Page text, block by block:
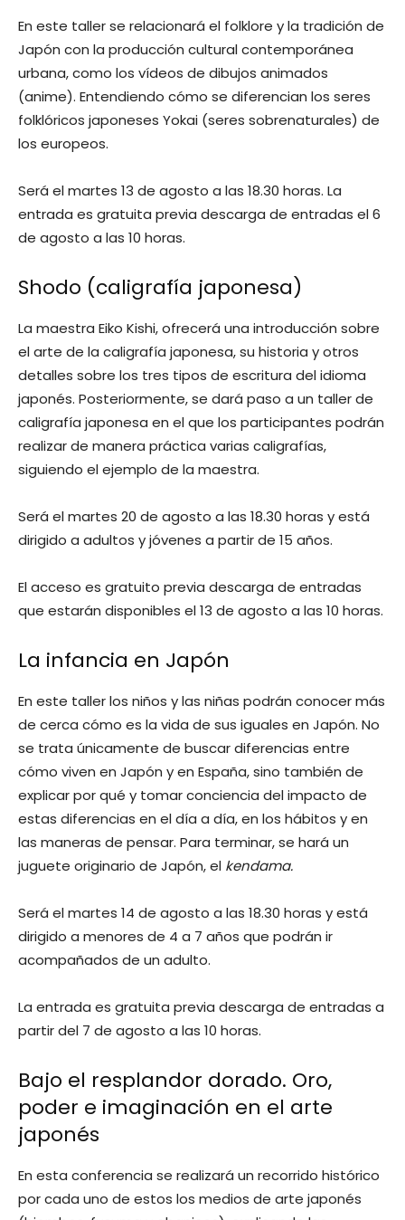
En este taller se relacionará el folklore y la tradición de
Japón con la producción cultural contemporánea
urbana, como los vídeos de dibujos animados
(anime). Entendiendo cómo se diferencian los seres
folklóricos japoneses Yokai (seres sobrenaturales) de
los europeos.
Será el martes 13 de agosto a las 18.30 horas. La
entrada es gratuita previa descarga de entradas el 6
de agosto a las 10 horas.
Shodo (caligrafía japonesa)
La maestra Eiko Kishi, ofrecerá una introducción sobre
el arte de la caligrafía japonesa, su historia y otros
detalles sobre los tres tipos de escritura del idioma
japonés. Posteriormente, se dará paso a un taller de
caligrafía japonesa en el que los participantes podrán
realizar de manera práctica varias caligrafías,
siguiendo el ejemplo de la maestra.
Será el martes 20 de agosto a las 18.30 horas y está
dirigido a adultos y jóvenes a partir de 15 años.
El acceso es gratuito previa descarga de entradas
que estarán disponibles el 13 de agosto a las 10 horas.
La infancia en Japón
En este taller los niños y las niñas podrán conocer más
de cerca cómo es la vida de sus iguales en Japón. No
se trata únicamente de buscar diferencias entre
cómo viven en Japón y en España, sino también de
explicar por qué y tomar conciencia del impacto de
estas diferencias en el día a día, en los hábitos y en
las maneras de pensar. Para terminar, se hará un
juguete originario de Japón, el kendama.
Será el martes 14 de agosto a las 18.30 horas y está
dirigido a menores de 4 a 7 años que podrán ir
acompañados de un adulto.
La entrada es gratuita previa descarga de entradas a
partir del 7 de agosto a las 10 horas.
Bajo el resplandor dorado. Oro,
poder e imaginación en el arte
japonés
En esta conferencia se realizará un recorrido histórico
por cada uno de estos los medios de arte japonés